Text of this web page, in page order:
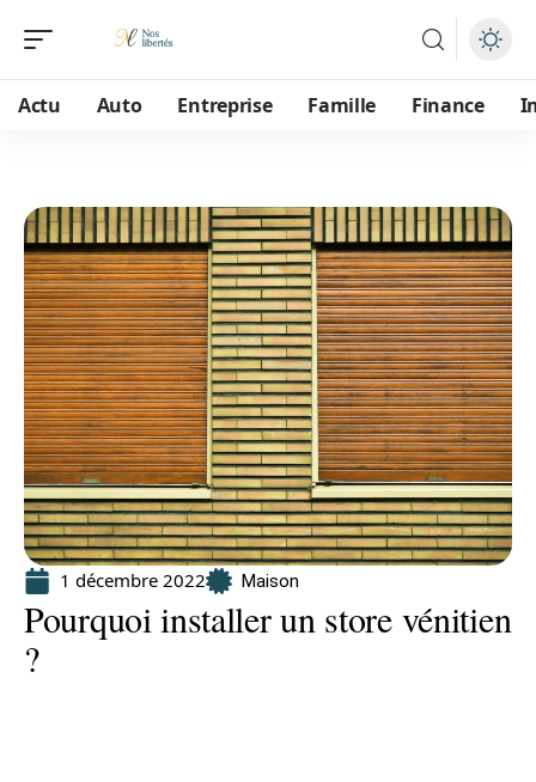
Actu Auto Entreprise Famille Finance
1 décembre 2022 Maison
Pourquoi installer un store vénitien
?